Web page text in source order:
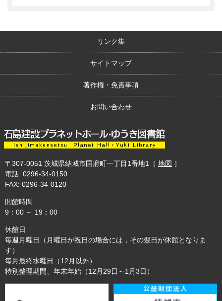
リンク集
サイトマップ
著作権・免責事項
お問い合わせ
〒307-0051 茨城県結城市国府町一丁目1番地1 ［ 地図 ］
電話: 0296-34-0150
FAX: 0296-34-0120
開館時間
9：00 ～ 19：00
休館日
毎週月曜日（月曜日が祝日の場合には，その翌日が休館となりま
す）
毎月最終水曜日（12月以外）
特別整理期間、年末年始（12月29日～1月3日）